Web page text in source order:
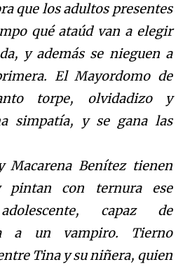
que los adultos presentes
qué ataúd van a elegir
y además se nieguen a
El Mayordomo de
torpe, olvidadizo y
simpatía, y se gana las
Macarena Benítez tienen
pintan con ternura ese
capaz de
a un vampiro. Tierno
Tina y su niñera, quien